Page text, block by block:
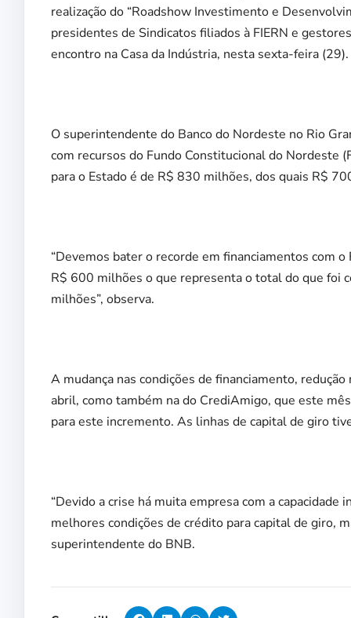
realização do “Roadshow Investimento e
presidentes de Sindicatos filiados à FIERN e
encontro na Casa da Indústria, nesta sexta-feira (29).
O superintendente do Banco do Nordeste no Rio
com recursos do Fundo Constitucional do Nordeste
para o Estado é de R$ 830 milhões, dos quais R$
“Devemos bater o recorde em financiamentos com
R$ 600 milhões o que representa o total do que foi
milhões”, observa.
A mudança nas condições de financiamento,
abril, como também na do CrediAmigo, que este
para este incremento. As linhas de capital de giro
“Devido a crise há muita empresa com a
melhores condições de crédito para capital de giro,
superintendente do BNB.